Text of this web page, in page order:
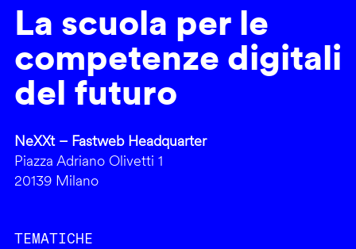
La scuola per le
competenze digitali
del futuro
NeXXt – Fastweb Headquarter
Piazza Adriano Olivetti 1
20139 Milano
TEMATICHE